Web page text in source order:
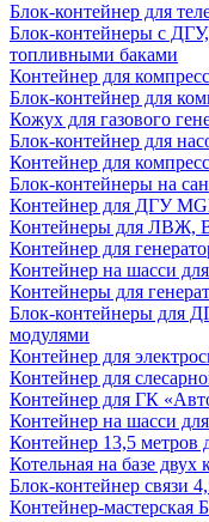
Блок-контейнер для
Блок-контейнеры с
топливными баками
Контейнер для
Блок-контейнер для
Кожух для газового
Блок-контейнер для
Контейнер для
Блок-контейнеры на
Контейнер для ДГУ
Контейнеры для ЛВЖ,
Контейнер для
Контейнер на шасси
Контейнеры для
Блок-контейнеры для
модулями
Контейнер для
Контейнер для
Контейнер для ГК
Контейнер на шасси
Контейнер 13,5 метров
Котельная на базе двух
Блок-контейнер связи
Контейнер-мастерская